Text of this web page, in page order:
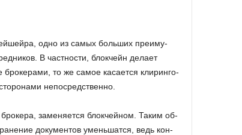
одно из самых боль­ших пре­иму­
В част­но­сти, блок­чейн де­ла­ет
то же самое ка­са­ет­ся кли­рин­го­
непо­сред­ствен­но.
за­ме­ня­ет­ся блок­чей­ном. Таким об­
до­ку­мен­тов умень­шат­ся, ведь кон­